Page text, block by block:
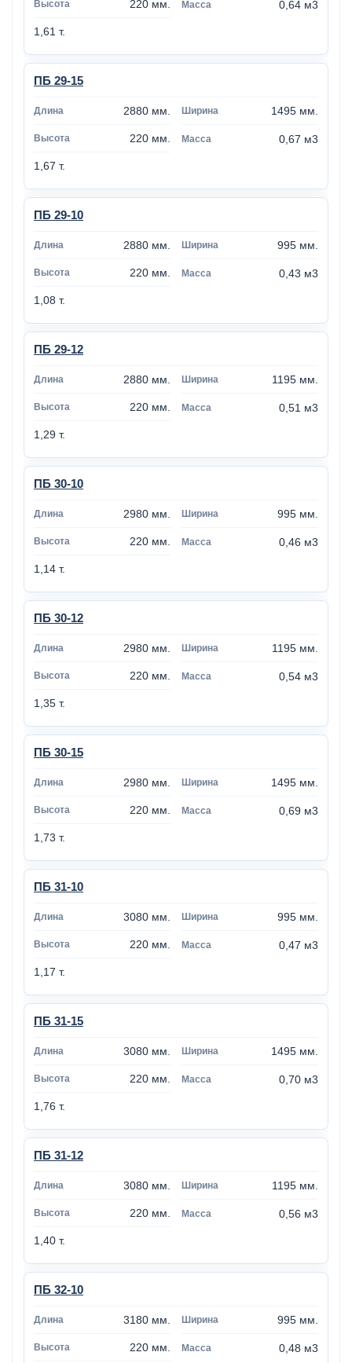
220 мм. 0,64 м3
1,61 т.
ПБ 29-15
2880 мм. 1495 мм.
220 мм. 0,67 м3
1,67 т.
ПБ 29-10
2880 мм. 995 мм.
220 мм. 0,43 м3
1,08 т.
ПБ 29-12
2880 мм. 1195 мм.
220 мм. 0,51 м3
1,29 т.
ПБ 30-10
2980 мм. 995 мм.
220 мм. 0,46 м3
1,14 т.
ПБ 30-12
2980 мм. 1195 мм.
220 мм. 0,54 м3
1,35 т.
ПБ 30-15
2980 мм. 1495 мм.
220 мм. 0,69 м3
1,73 т.
ПБ 31-10
3080 мм. 995 мм.
220 мм. 0,47 м3
1,17 т.
ПБ 31-15
3080 мм. 1495 мм.
220 мм. 0,70 м3
1,76 т.
ПБ 31-12
3080 мм. 1195 мм.
220 мм. 0,56 м3
1,40 т.
ПБ 32-10
3180 мм. 995 мм.
220 мм. 0,48 м3